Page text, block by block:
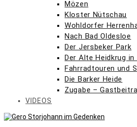
Mözen
Kloster Nütschau
Wohldorfer
Nach Bad Oldesloe
Der Jersbeker Park
Der Alte Heidkrug in
Fahrradtouren und
Die Barker Heide
Zugabe –
VIDEOS